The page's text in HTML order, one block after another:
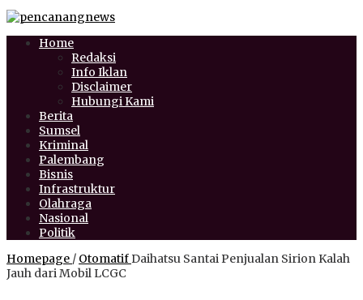
Home
Redaksi
Info Iklan
Disclaimer
Hubungi Kami
Berita
Sumsel
Kriminal
Palembang
Bisnis
Infrastruktur
Olahraga
Nasional
Politik
Homepage / OtomatifDaihatsu Santai Penjualan Sirion Kalah
Jauh dari Mobil LCGC